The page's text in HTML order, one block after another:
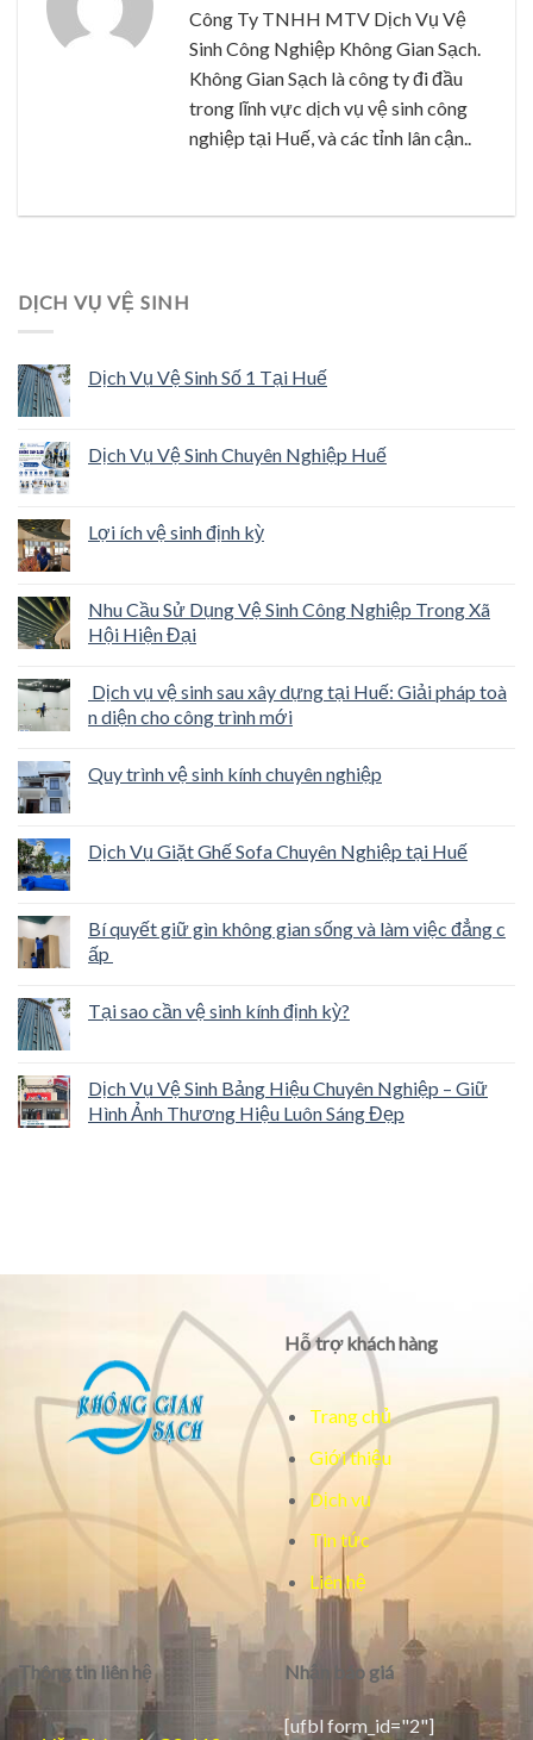
Công Ty TNHH MTV Dịch Vụ Vệ
Sinh Công Nghiệp Không Gian Sạch.
Không Gian Sạch là công ty đi đầu
trong lĩnh vực dịch vụ vệ sinh công
nghiệp tại Huế, và các tỉnh lân cận..
DỊCH VỤ VỆ SINH
Dịch Vụ Vệ Sinh Số 1 Tại Huế
Dịch Vụ Vệ Sinh Chuyên Nghiệp Huế
Lợi ích vệ sinh định kỳ
Nhu Cầu Sử Dụng Vệ Sinh Công Nghiệp Trong Xã
Hội Hiện Đại
Dịch vụ vệ sinh sau xây dựng tại Huế: Giải pháp toà
n diện cho công trình mới
Quy trình vệ sinh kính chuyên nghiệp
Dịch Vụ Giặt Ghế Sofa Chuyên Nghiệp tại Huế
Bí quyết giữ gìn không gian sống và làm việc đẳng c
ấp
Tại sao cần vệ sinh kính định kỳ?
Dịch Vụ Vệ Sinh Bảng Hiệu Chuyên Nghiệp – Giữ
Hình Ảnh Thương Hiệu Luôn Sáng Đẹp
Hỗ trợ khách hàng
Trang chủ
Giới thiệu
Dịch vụ
Tin tức
Liên hệ
Thông tin liên hệ Nhận báo giá
[ufbl form_id="2"]